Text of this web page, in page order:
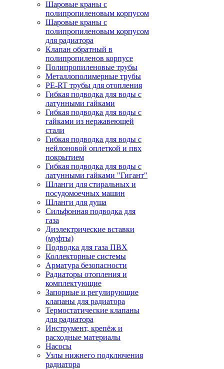
Шаровые краны с
полипропиленовым корпусом
Шаровые краны с
полипропиленовым корпусом
для радиатора
Клапан обратный в
полипропиленов корпусе
Полипропиленовые трубы
Металлополимерные трубы
PE-RT трубы для отопления
Гибкая подводка для воды с
латунными гайками
Гибкая подводка для воды с
гайками из нержавеющей
стали
Гибкая подводка для воды с
нейлоновой оплеткой и пвх
покрытием
Гибкая подводка для воды с
латунными гайками "Гигант"
Шланги для стиральных и
посудомоечных машин
Шланги для душа
Сильфонная подводка для
газа
Диэлектрические вставки
(муфты)
Подводка для газа ПВХ
Коллекторные системы
Арматура безопасности
Радиаторы отопления и
комплектующие
Запорные и регулирующие
клапаны для радиатора
Термостатические клапаны
для радиатора
Инструмент, крепёж и
расходные материалы
Насосы
Узлы нижнего подключения
радиатора